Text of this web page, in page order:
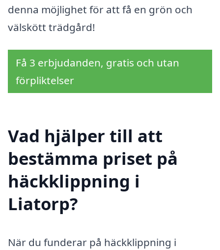
denna möjlighet för att få en grön och
välskött trädgård!
Få 3 erbjudanden, gratis och utan
förpliktelser
Vad hjälper till att
bestämma priset på
häckklippning i
Liatorp?
När du funderar på häckklippning i